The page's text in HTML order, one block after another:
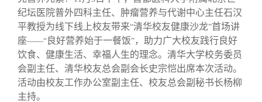
总会简介
会长致辞
总会章程
关闭
纪坛医院普外四科主任、肿瘤营养与代谢中心主任石汉
平教授为线下线上校友带来“清华校友健康沙龙”首场讲
座——“ 良好营养始于一餐饭” ，助力广大校友践行良好
饮食、健康生活、幸福人生的理念。清华大学校务委员
会副主任、清华校友总会副会长史宗恺出席本次活动。
活动由校友工作办公室副主任、校友总会副秘书长杨柳
主持。